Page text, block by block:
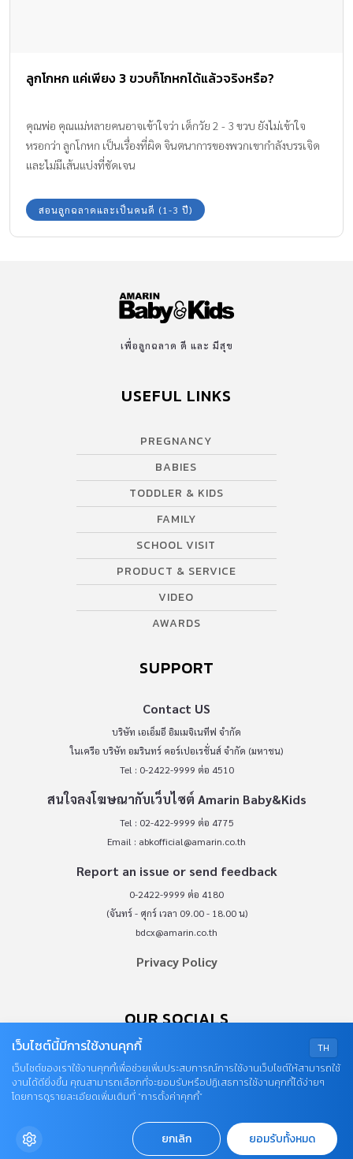
ลูกโกหก แค่เพียง 3 ขวบก็โกหกได้แล้วจริงหรือ?
คุณพ่อ คุณแม่หลายคนอาจเข้าใจว่า เด็กวัย 2 - 3 ขวบ ยังไม่เข้าใจ
หรอกว่า ลูกโกหก เป็นเรื่องที่ผิด จินตนาการของพวกเขากำลังบรรเจิด
และไม่มีเส้นแบ่งที่ชัดเจน
สอนลูกฉลาดและเป็นคนดี (1-3 ปี)
เพื่อลูกฉลาด ดี และ มีสุข
USEFUL LINKS
PREGNANCY
BABIES
TODDLER & KIDS
FAMILY
SCHOOL VISIT
PRODUCT & SERVICE
VIDEO
AWARDS
SUPPORT
Contact US
บริษัท เอเอ็มอี อิมเมจิเนทีฟ จำกัด
ในเครือ บริษัท อมรินทร์ คอร์เปอเรชั่นส์ จำกัด (มหาชน)
Tel : 0-2422-9999 ต่อ 4510
สนใจลงโฆษณากับเว็บไซต์ Amarin Baby&Kids
Tel : 02-422-9999 ต่อ 4775
Email : abkofficial@amarin.co.th
Report an issue or send feedback
0-2422-9999 ต่อ 4180
(จันทร์ - ศุกร์ เวลา 09.00 - 18.00 น)
bdcx@amarin.co.th
Privacy Policy
OUR SOCIALS
© COPYRIGHT 2026
AME IMAGINATIVE COMPANY LIMITED.
TH
เว็บไซต์นี้มีการใช้งานคุกกี้
เว็บไซต์ของเราใช้งานคุกกี้เพื่อช่วยเพิ่มประสบการณ์การใช้งานเว็บไซต์ให้สามารถใช้
งานได้ดียิ่งขึ้น คุณสามารถเลือกที่จะยอมรับหรือปฏิเสธการใช้งานคุกกี้ได้ง่ายๆ
โดยการดูรายละเอียดเพิ่มเติมที่ “การตั้งค่าคุกกี้”
ยกเลิก ยอมรับทั้งหมด